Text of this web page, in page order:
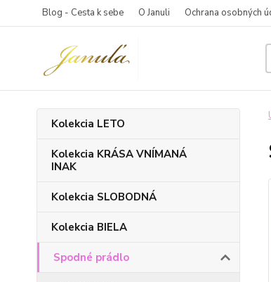
Blog - Cesta k sebe O Januli Ochrana osobných
Kolekcia LETO
Kolekcia KRÁSA VNÍMANÁ
INAK
Kolekcia SLOBODNÁ
Kolekcia BIELA
Spodné prádlo